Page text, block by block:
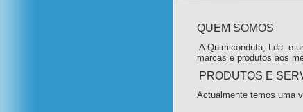
QUEM SOMOS
A Quimiconduta, Lda. é
marcas e produtos aos
PRODUTOS E
Actualmente temos uma